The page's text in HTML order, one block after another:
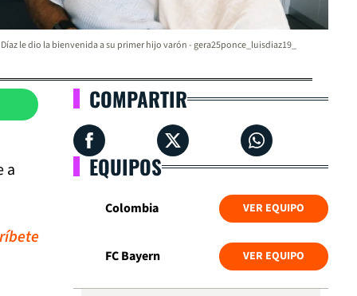
le dio la bienvenida a su primer hijo varón - gera25ponce_luisdiaz19_
a
COMPARTIR
EQUIPOS
Colombia VER EQUIPO
FC Bayern VER EQUIPO